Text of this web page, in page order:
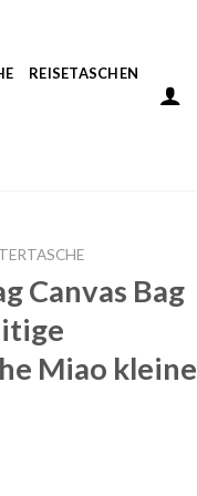
REISETASCHEN
Canvas Bag
Miao kleine